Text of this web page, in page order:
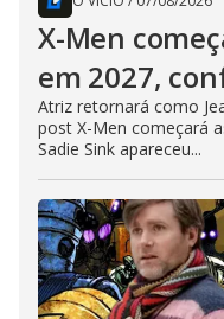
X-Men
em 2027,
Atriz retornará como
post X-Men começará
Sadie Sink apareceu...